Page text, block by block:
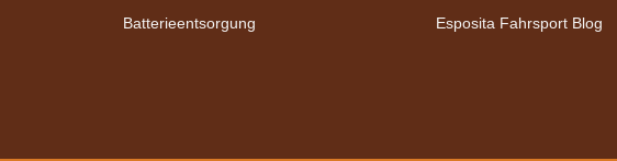
Bestseller
Batterieentsorgung
Esposita Fahrsport Blog